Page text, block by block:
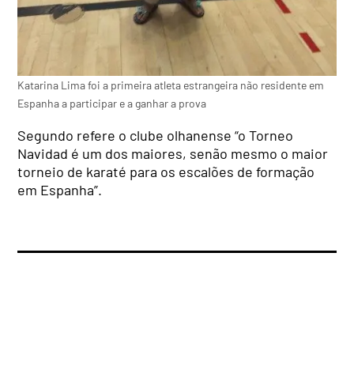
Katarina Lima foi a primeira atleta estrangeira não residente em
Espanha a participar e a ganhar a prova
Segundo refere o clube olhanense “o Torneo
Navidad é um dos maiores, senão mesmo o maior
torneio de karaté para os escalões de formação
em Espanha”.